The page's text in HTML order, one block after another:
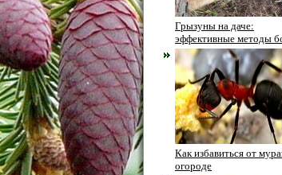
Грызуны на даче:
эффективные методы
Как избавиться от
огороде